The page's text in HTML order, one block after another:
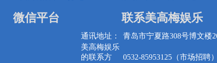
微信平台 联系美高梅娱乐
通讯地址：
青岛市宁夏路308号博文楼
美高梅娱乐
的联系方
0532-85953125（市场招聘